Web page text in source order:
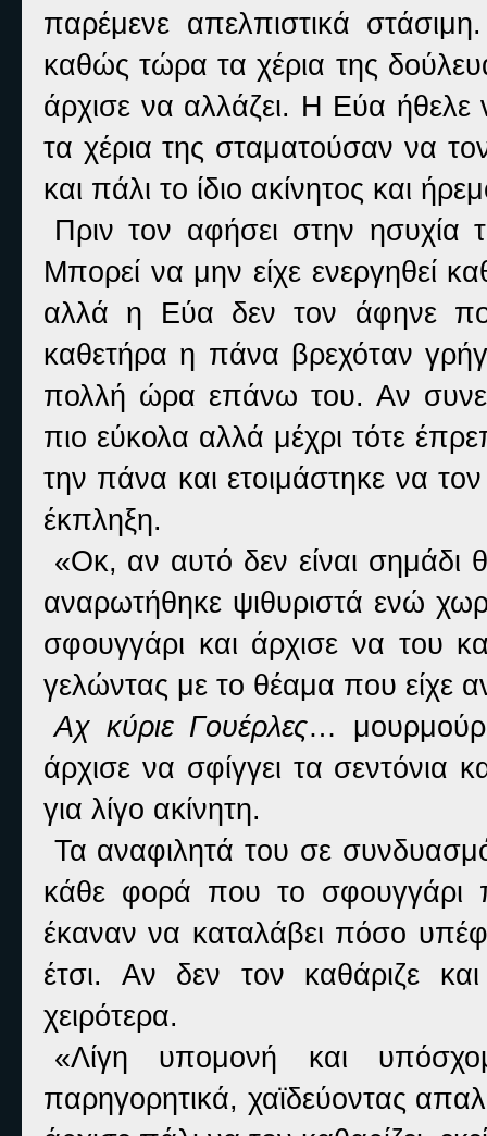
παρέμενε απελπιστικά
καθώς τώρα τα χέρια της
άρχισε να αλλάζει. Η Εύα ήθελε
τα χέρια της σταματούσαν να
και πάλι το ίδιο ακίνητος και
Πριν τον αφήσει στην
Μπορεί να μην είχε ενεργηθεί
αλλά η Εύα δεν τον άφηνε
καθετήρα η πάνα βρεχόταν
πολλή ώρα επάνω του. Αν
πιο εύκολα αλλά μέχρι τότε
την πάνα και ετοιμάστηκε να
έκπληξη.
«Οκ, αν αυτό δεν είναι σημάδι
αναρωτήθηκε ψιθυριστά ενώ
σφουγγάρι και άρχισε να του
γελώντας με το θέαμα που είχε
Αχ κύριε Γουέρλες…
άρχισε να σφίγγει τα σεντόνια
για λίγο ακίνητη.
Τα αναφιλητά του σε
κάθε φορά που το σφουγγάρι
έκαναν να καταλάβει πόσο
έτσι. Αν δεν τον καθάριζε
χειρότερα.
«Λίγη υπομονή και
παρηγορητικά, χαϊδεύοντας